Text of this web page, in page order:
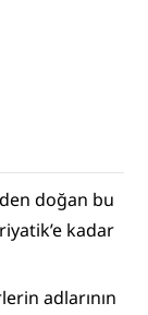
doğan bu
kadar
adlarının